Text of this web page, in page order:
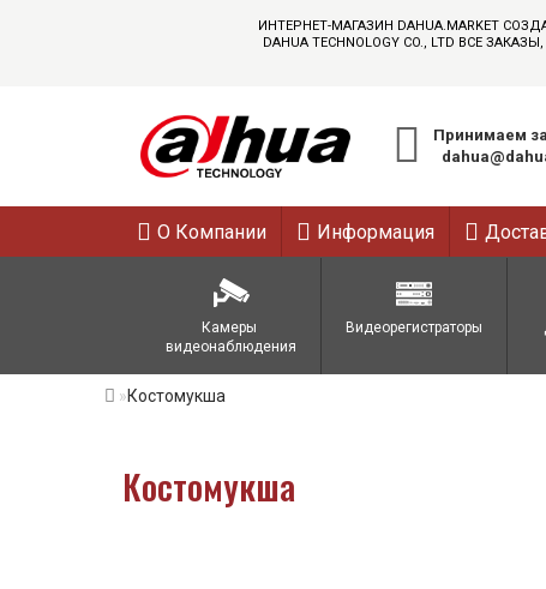
ИНТЕРНЕТ-МАГАЗИН DAHUA.MARKET
DAHUA TECHNOLOGY CO., LTD ВСЕ
Принимаем
О Компании Информация
Камеры
видеонаблюдения
Видеорегистраторы
Костомукша
Костомукша